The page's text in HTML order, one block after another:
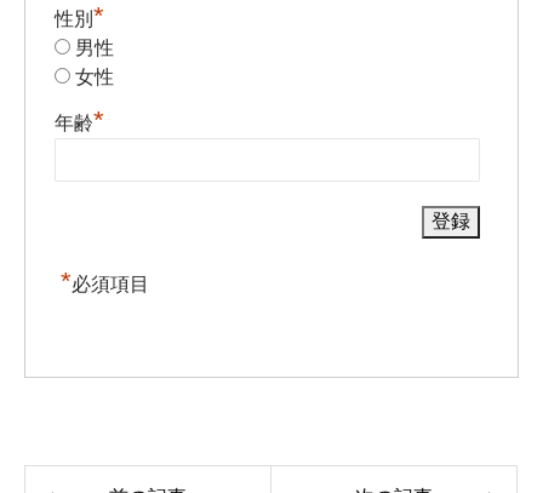
性別 *
男性
女性
年齢*
*必須項目